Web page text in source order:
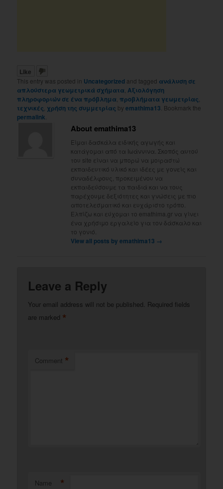
Like
This entry was posted in Uncategorized and tagged ανάλυση σε
απλούστερα γεωμετρικά σχήματα Αξιολόγηση
πληροφοριών σε ένα πρόβλημα προβλήματα γεωμετρίας
τεχνικές χρήση της συμμετρίας byemathima13 . Bookmark the
permalink
About emathima13
Είμαι δασκάλα ειδικής αγωγής και
κατάγομαι από τα Ιωάννινα. Σκοπός αυτού
του site είναι να μπορώ να μοιραστώ
εκπαιδευτικό υλικό και ιδέες με γονείς και
συναδέλφους, προκειμένου να
εκπαιδεύσουμε τα παιδιά και να τους
παρέχουμε δεξιότητες και γνώσεις με πιο
αποτελεσματικό και ευχάριστο τρόπο.
Ελπίζω και εύχομαι το emathima.gr να γίνει
ένα χρήσιμο εργαλείο για τον δάσκαλο και
το γονιό.
View all posts by emathima13 →
Leave a Reply
Your email address will not be published. Required fields
are marked *
Comment *
Name *